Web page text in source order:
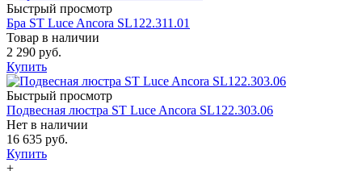
Быстрый просмотр
Бра ST Luce Ancora SL122.311.01
Товар в наличии
2 290 руб.
Купить
Быстрый просмотр
Подвесная люстра ST Luce Ancora SL122.303.06
Нет в наличии
16 635 руб.
Купить